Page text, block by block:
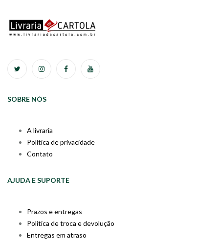
SOBRE NÓS
A livraria
Política de privacidade
Contato
AJUDA E SUPORTE
Prazos e entregas
Política de troca e devolução
Entregas em atraso